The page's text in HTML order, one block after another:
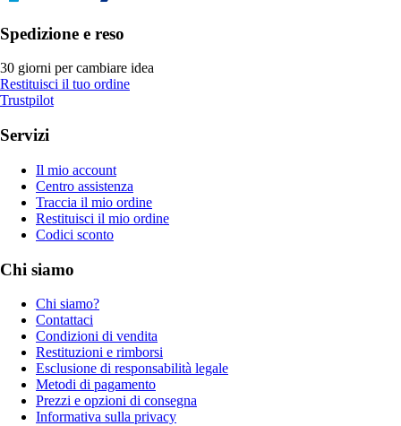
Spedizione e reso
30 giorni per cambiare idea
Restituisci il tuo ordine
Trustpilot
Servizi
Il mio account
Centro assistenza
Traccia il mio ordine
Restituisci il mio ordine
Codici sconto
Chi siamo
Chi siamo?
Contattaci
Condizioni di vendita
Restituzioni e rimborsi
Esclusione di responsabilità legale
Metodi di pagamento
Prezzi e opzioni di consegna
Informativa sulla privacy